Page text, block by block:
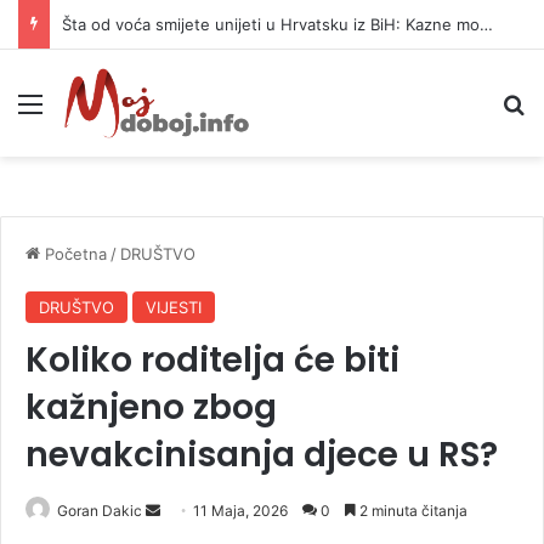
Šta od voća smijete unijeti u Hrvatsku iz BiH: Kazne mogu dostići 13.260 evra
Meni
Početna / DRUŠTVO
DRUŠTVO VIJESTI
Koliko roditelja će biti
kažnjeno zbog
nevakcinisanja djece u RS?
Goran Dakic 11 Maja, 2026 0 2 minuta čitanja